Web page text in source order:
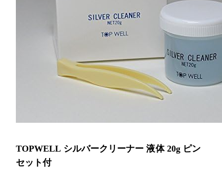
TOPWELL シルバークリーナー 液体 20g ピン
セット付